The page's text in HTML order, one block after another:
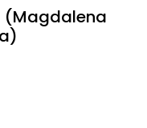
(Magdalena